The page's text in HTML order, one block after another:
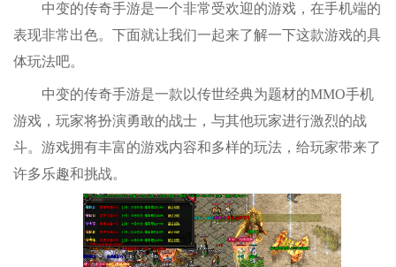
中变的传奇手游是一个非常受欢迎的游戏，在手机端的
表现非常出色。下面就让我们一起来了解一下这款游戏的具
体玩法吧。
中变的传奇手游是一款以传世经典为题材的MMO手机
游戏，玩家将扮演勇敢的战士，与其他玩家进行激烈的战
斗。游戏拥有丰富的游戏内容和多样的玩法，给玩家带来了
许多乐趣和挑战。